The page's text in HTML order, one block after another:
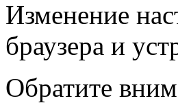
Изменение
браузера и
Обратите